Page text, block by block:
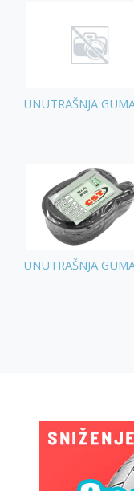
UNUTRAŠNJA
UNUTRAŠNJA